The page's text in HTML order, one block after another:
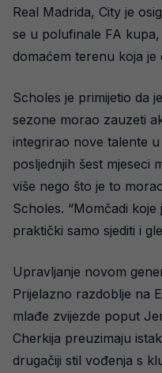
Real Madrida, City je
se u polufinale FA
domaćem terenu koja
Scholes je primijetio da
sezone morao zauzeti
integrirao nove talente u
posljednjih šest mjeseci
više nego što je to
Scholes. “Momčadi
praktički samo sjediti i
Upravljanje novom
Prijelazno razdoblje na
mlađe zvijezde poput
Cherkija preuzimaju
drugačiji stil vođenja s